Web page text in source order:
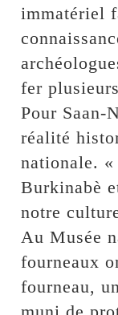
immatériel
fer
Pour Saan-
réalité
nationale. «
Burkinabè
notre
Au Musée
fourneaux
fourneau,